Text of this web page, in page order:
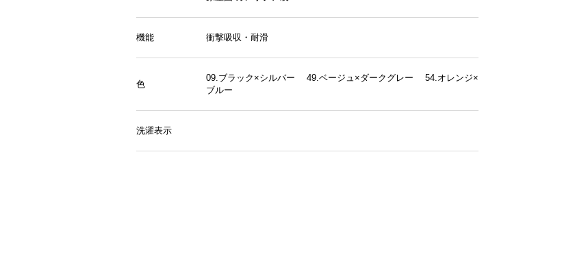
機能 衝撃吸収・耐滑
色
09.ブラック×シルバー 49.ベージュ×ダークグレー 54.オレンジ×
ブルー
洗濯表示